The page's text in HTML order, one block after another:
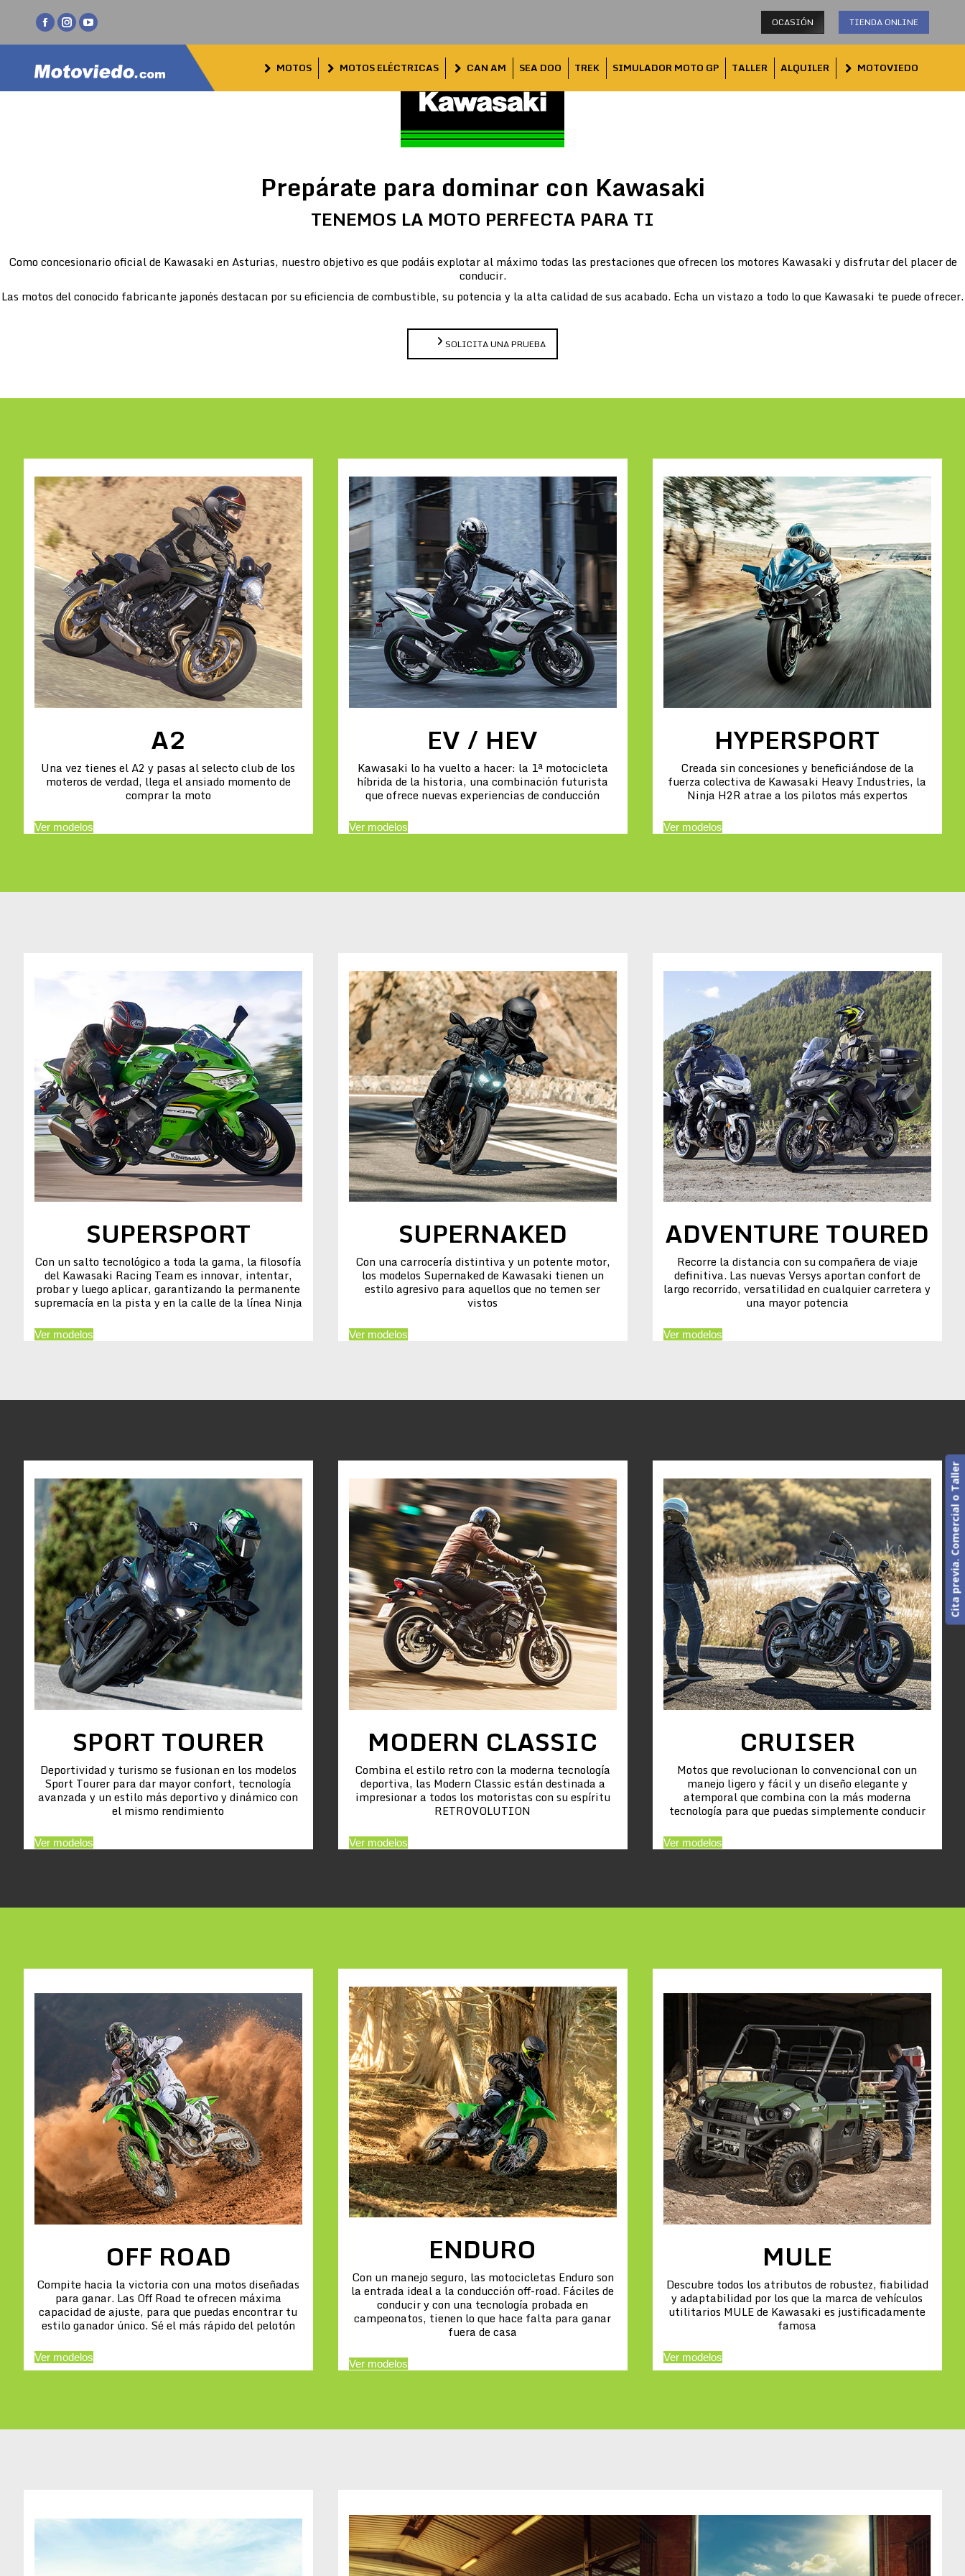
Facebook
page
opens
in
Instagram
page
opens
in
YouTube
page
opens
in
OCASIÓN TIENDA ONLINE
MOTOS MOTOS ELÉCTRICAS CAN AM SEA DOO TREK SIMULADOR MOTO GP TALLER ALQUILER MOTOVIEDO
Prepárate para dominar con Kawasaki
TENEMOS LA MOTO PERFECTA PARA TI
Como concesionario oficial de Kawasaki en Asturias, nuestro objetivo es que podáis explotar al máximo todas las prestaciones que ofrecen los motores Kawasaki y disfrutar del placer de
conducir.
Las motos del conocido fabricante japonés destacan por su eficiencia de combustible, su potencia y la alta calidad de sus acabado. Echa un vistazo a todo lo que Kawasaki te puede ofrecer.
SOLICITA UNA PRUEBA
A2
Una vez tienes el A2 y pasas al selecto club de los
moteros de verdad, llega el ansiado momento de
comprar la moto
Ver modelos
EV / HEV
Kawasaki lo ha vuelto a hacer: la 1ª motocicleta
híbrida de la historia, una combinación futurista
que ofrece nuevas experiencias de conducción
Ver modelos
HYPERSPORT
Creada sin concesiones y beneficiándose de la
fuerza colectiva de Kawasaki Heavy Industries, la
Ninja H2R atrae a los pilotos más expertos
Ver modelos
SUPERSPORT
Con un salto tecnológico a toda la gama, la filosofía
del Kawasaki Racing Team es innovar, intentar,
probar y luego aplicar, garantizando la permanente
supremacía en la pista y en la calle de la línea Ninja
Ver modelos
SUPERNAKED
Con una carrocería distintiva y un potente motor,
los modelos Supernaked de Kawasaki tienen un
estilo agresivo para aquellos que no temen ser
vistos
Ver modelos
ADVENTURE TOURED
Recorre la distancia con su compañera de viaje
definitiva. Las nuevas Versys aportan confort de
largo recorrido, versatilidad en cualquier carretera y
una mayor potencia
Ver modelos
SPORT TOURER
Deportividad y turismo se fusionan en los modelos
Sport Tourer para dar mayor confort, tecnología
avanzada y un estilo más deportivo y dinámico con
el mismo rendimiento
Ver modelos
MODERN CLASSIC
Combina el estilo retro con la moderna tecnología
deportiva, las Modern Classic están destinada a
impresionar a todos los motoristas con su espíritu
RETROVOLUTION
Ver modelos
CRUISER
Motos que revolucionan lo convencional con un
manejo ligero y fácil y un diseño elegante y
atemporal que combina con la más moderna
tecnología para que puedas simplemente conducir
Ver modelos
OFF ROAD
Compite hacia la victoria con una motos diseñadas
para ganar. Las Off Road te ofrecen máxima
capacidad de ajuste, para que puedas encontrar tu
estilo ganador único. Sé el más rápido del pelotón
Ver modelos
ENDURO
Con un manejo seguro, las motocicletas Enduro son
la entrada ideal a la conducción off-road. Fáciles de
conducir y con una tecnología probada en
campeonatos, tienen lo que hace falta para ganar
fuera de casa
Ver modelos
MULE
Descubre todos los atributos de robustez, fiabilidad
y adaptabilidad por los que la marca de vehículos
utilitarios MULE de Kawasaki es justificadamente
famosa
Ver modelos
Cita previa. Comercial o Taller